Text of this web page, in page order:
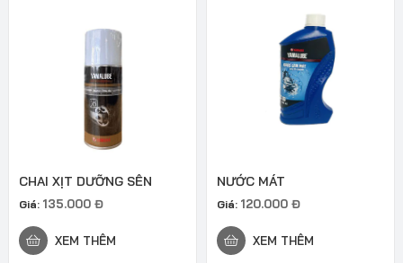
CHAI XỊT DƯỠNG SÊN
Giá: 135.000 Đ
XEM THÊM
NƯỚC MÁT
Giá: 120.000 Đ
XEM THÊM